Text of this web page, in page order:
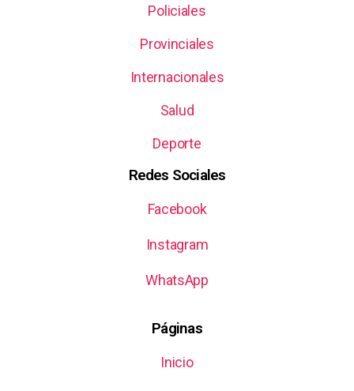
Policiales
Provinciales
Internacionales
Salud
Deporte
Redes Sociales
Facebook
Instagram
WhatsApp
Páginas
Inicio